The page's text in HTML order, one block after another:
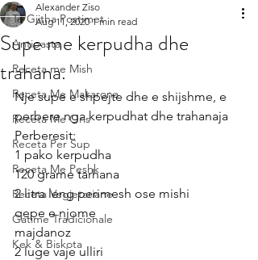
Te Gjitha Postimet
Antipasta
Receta me Mish
Receta Me Makarona
Receta Me Oris
Receta Per Sup
Receta Me Peshk
Receta Vegjetariane
Gatime Tradicionale
Kek & Biskota
Supe me kerpudha dhe
trahana.
Alexander Ziso
Aug 11, 2020 1 min read
Nje supe e shpejte dhe e shijshme, e
perbere nga kerpudhat dhe trahanaja
Perberesit:
1 pako kerpudha
120 grame tarhana
2 litra leng perimesh ose mishi
qepe e njome
majdanoz
2 luge vaje ulliri